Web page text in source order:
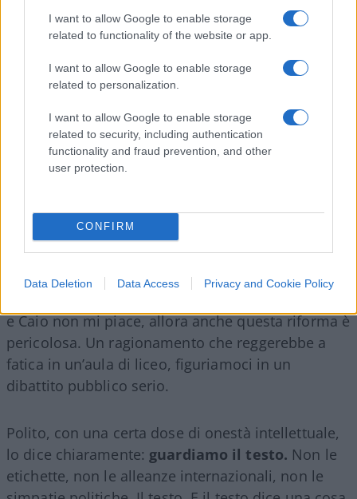
I want to allow Google to enable storage
related to functionality of the website or app.
I want to allow Google to enable storage
related to personalization.
I want to allow Google to enable storage
related to security, including authentication
functionality and fraud prevention, and other
user protection.
CONFIRM
Data Deletion Data Access Privacy and Cookie Policy
a errori giudiziari, di evitare assoluzioni di
spacciatori e pedofili, di liberare bambini nel
bosco, tutte cose che non sono e non possono
essere lo scopo della riforma”. Insomma: una gara
Ma il punto centrale resta uno ed è quello che il
nel testo della riformanon c’è nulla che
sottoponga il pubblico ministero al potere
esecutivo. Nulla. E allora di cosa stiamo
parlando? Di suggestioni. Di paure evocate. Di
e Caio non mi piace, allora anche questa riforma è
pericolosa. Un ragionamento che reggerebbe a
fatica in un’aula di liceo, figuriamoci in un
dibattito pubblico serio.
Polito, con una certa dose di onestà intellettuale,
lo dice chiaramente: guardiamo il testo. Non le
etichette, non le alleanze internazionali, non le